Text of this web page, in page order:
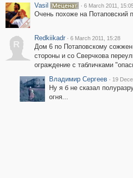
Vasil · 6 March 2011,
Очень похоже на Потаповский
R
Redkiikadr · 6 March 2011, 15:28
Дом 6 по Потаповскому
стороны и со Сверчкова
ограждение с табличками
Владимир Сергеев · 19
Ну я б не сказал
огня...